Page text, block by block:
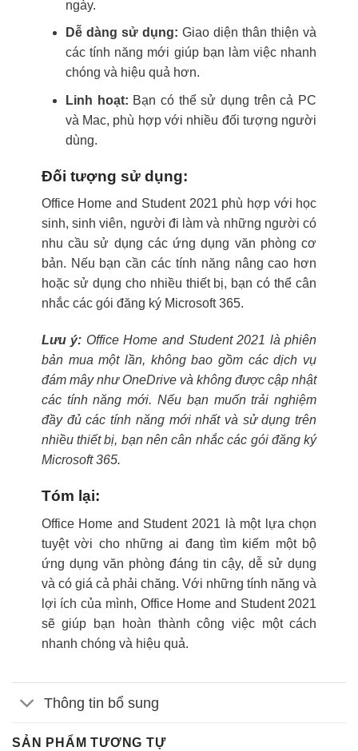
ngày.
Dễ dàng sử dụng: Giao diện thân thiện và
các tính năng mới giúp bạn làm việc nhanh
chóng và hiệu quả hơn.
Linh hoạt: Bạn có thể sử dụng trên cả PC
và Mac, phù hợp với nhiều đối tượng người
dùng.
Đối tượng sử dụng:
Office Home and Student 2021 phù hợp với học
sinh, sinh viên, người đi làm và những người có
nhu cầu sử dụng các ứng dụng văn phòng cơ
bản. Nếu bạn cần các tính năng nâng cao hơn
hoặc sử dụng cho nhiều thiết bị, bạn có thể cân
nhắc các gói đăng ký Microsoft 365.
Lưu ý: Office Home and Student 2021 là phiên
bản mua một lần, không bao gồm các dịch vụ
đám mây như OneDrive và không được cập nhật
các tính năng mới. Nếu bạn muốn trải nghiệm
đầy đủ các tính năng mới nhất và sử dụng trên
nhiều thiết bị, bạn nên cân nhắc các gói đăng ký
Microsoft 365.
Tóm lại:
Office Home and Student 2021 là một lựa chọn
tuyệt vời cho những ai đang tìm kiếm một bộ
ứng dụng văn phòng đáng tin cậy, dễ sử dụng
và có giá cả phải chăng. Với những tính năng và
lợi ích của mình, Office Home and Student 2021
sẽ giúp bạn hoàn thành công việc một cách
nhanh chóng và hiệu quả.
Thông tin bổ sung
SẢN PHẨM TƯƠNG TỰ